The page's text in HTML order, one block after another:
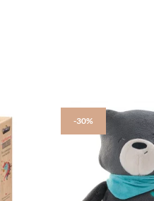
-30%